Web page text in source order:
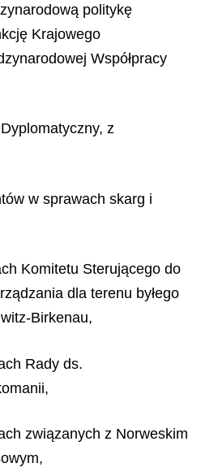
politykę
Krajowego
Współpracy
z
w sprawach skarg i
Komitetu Sterującego do
dla terenu byłego
Birkenau,
Rady ds.
związanych z Norweskim